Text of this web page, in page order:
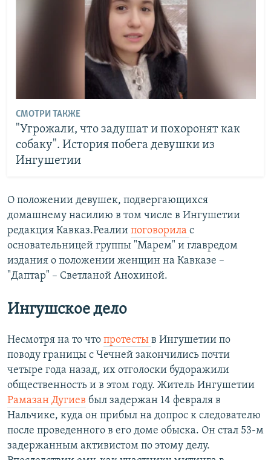
СМОТРИ ТАКЖЕ
"Угрожали, что задушат и похоронят как
собаку". История побега девушки из
Ингушетии
О положении девушек, подвергающихся
домашнему насилию в том числе в Ингушетии
редакция Кавказ.Реалии поговорила с
основательницей группы "Марем" и главредом
издания о положении женщин на Кавказе –
"Даптар" – Светланой Анохиной.
Ингушское дело
Несмотря на то что протесты в Ингушетии по
поводу границы с Чечней закончились почти
четыре года назад, их отголоски будоражили
общественность и в этом году. Житель Ингушетии
Рамазан Дугиев был задержан 14 февраля в
Нальчике, куда он прибыл на допрос к следователю
после проведенного в его доме обыска. Он стал 53-м
задержанным активистом по этому делу.